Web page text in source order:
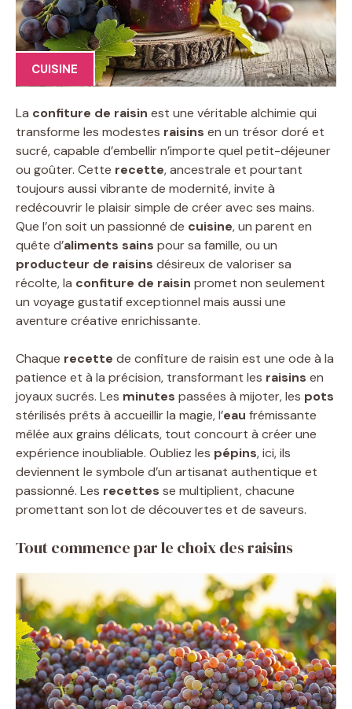
CUISINE
La confiture de raisin est une véritable alchimie qui
transforme les modestes raisins en un trésor doré et
sucré, capable d’embellir n’importe quel petit-déjeuner
ou goûter. Cette recette, ancestrale et pourtant
toujours aussi vibrante de modernité, invite à
redécouvrir le plaisir simple de créer avec ses mains.
Que l’on soit un passionné de cuisine, un parent en
quête d’aliments sains pour sa famille, ou un
producteur de raisins désireux de valoriser sa
récolte, la confiture de raisin promet non seulement
un voyage gustatif exceptionnel mais aussi une
aventure créative enrichissante.
Chaque recette de confiture de raisin est une ode à la
patience et à la précision, transformant les raisins en
joyaux sucrés. Les minutes passées à mijoter, les pots
stérilisés prêts à accueillir la magie, l’eau frémissante
mêlée aux grains délicats, tout concourt à créer une
expérience inoubliable. Oubliez les pépins, ici, ils
deviennent le symbole d’un artisanat authentique et
passionné. Les recettes se multiplient, chacune
promettant son lot de découvertes et de saveurs.
Tout commence par le choix des raisins